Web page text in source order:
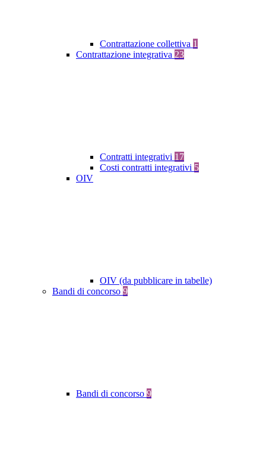
Contrattazione collettiva 1
Contrattazione integrativa 23
Contratti integrativi 17
Costi contratti integrativi 5
OIV
OIV (da pubblicare in tabelle)
Bandi di concorso 9
Bandi di concorso 9